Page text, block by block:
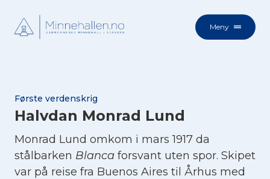
Meny
Første verdenskrig
Halvdan Monrad Lund
Monrad Lund omkom i mars 1917 da
stålbarken Blanca forsvant uten spor. Skipet
var på reise fra Buenos Aires til Århus med